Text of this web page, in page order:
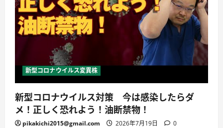
新型コロナウイルス変異株
新型コロナウイルス対策 今は感染したらダ
メ！正しく恐れよう！油断禁物！
pikakichi2015@gmail.com 2026年7月19日 0